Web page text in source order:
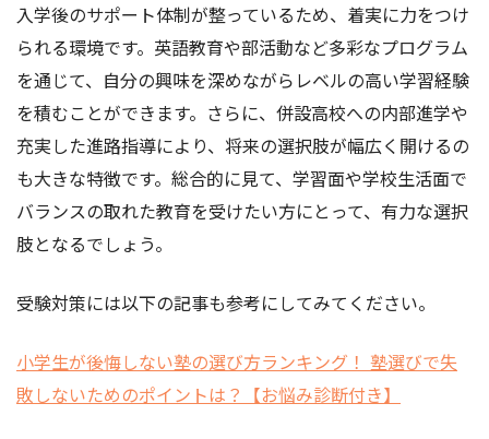
入学後のサポート体制が整っているため、着実に力をつけ
られる環境です。英語教育や部活動など多彩なプログラム
を通じて、自分の興味を深めながらレベルの高い学習経験
を積むことができます。さらに、併設高校への内部進学や
充実した進路指導により、将来の選択肢が幅広く開けるの
も大きな特徴です。総合的に見て、学習面や学校生活面で
バランスの取れた教育を受けたい方にとって、有力な選択
肢となるでしょう。
受験対策には以下の記事も参考にしてみてください。
小学生が後悔しない塾の選び方ランキング！ 塾選びで失
敗しないためのポイントは？【お悩み診断付き】